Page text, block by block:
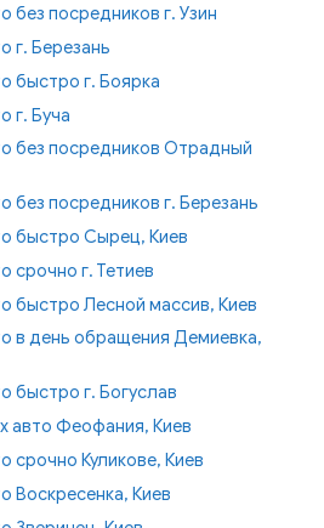
без посредников г. Узин
г. Березань
быстро г. Боярка
г. Буча
без посредников Отрадный
без посредников г. Березань
быстро Сырец, Киев
срочно г. Тетиев
быстро Лесной массив, Киев
в день обращения Демиевка,
быстро г. Богуслав
авто Феофания, Киев
срочно Куликове, Киев
Воскресенка, Киев